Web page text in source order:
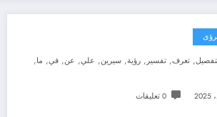
, تعرف, تفسير , رؤية, سيرين, علي, عن, في, ما,
0 تعليقات